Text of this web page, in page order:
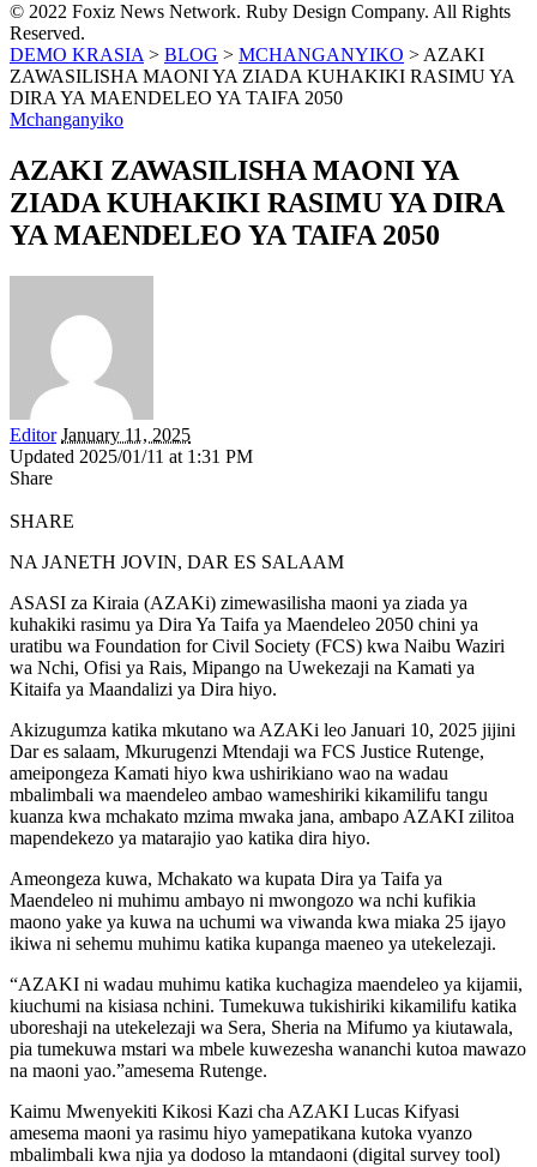
© 2022 Foxiz News Network. Ruby Design Company. All Rights
Reserved.
DEMO KRASIA > BLOG > MCHANGANYIKO > AZAKI
ZAWASILISHA MAONI YA ZIADA KUHAKIKI RASIMU YA
DIRA YA MAENDELEO YA TAIFA 2050
Mchanganyiko
AZAKI ZAWASILISHA MAONI YA
ZIADA KUHAKIKI RASIMU YA DIRA
YA MAENDELEO YA TAIFA 2050
Editor January 11, 2025
Updated 2025/01/11 at 1:31 PM
Share
SHARE
NA JANETH JOVIN, DAR ES SALAAM
ASASI za Kiraia (AZAKi) zimewasilisha maoni ya ziada ya
kuhakiki rasimu ya Dira Ya Taifa ya Maendeleo 2050 chini ya
uratibu wa Foundation for Civil Society (FCS) kwa Naibu Waziri
wa Nchi, Ofisi ya Rais, Mipango na Uwekezaji na Kamati ya
Kitaifa ya Maandalizi ya Dira hiyo.
Akizugumza katika mkutano wa AZAKi leo Januari 10, 2025 jijini
Dar es salaam, Mkurugenzi Mtendaji wa FCS Justice Rutenge,
ameipongeza Kamati hiyo kwa ushirikiano wao na wadau
mbalimbali wa maendeleo ambao wameshiriki kikamilifu tangu
kuanza kwa mchakato mzima mwaka jana, ambapo AZAKI zilitoa
mapendekezo ya matarajio yao katika dira hiyo.
Ameongeza kuwa, Mchakato wa kupata Dira ya Taifa ya
Maendeleo ni muhimu ambayo ni mwongozo wa nchi kufikia
maono yake ya kuwa na uchumi wa viwanda kwa miaka 25 ijayo
ikiwa ni sehemu muhimu katika kupanga maeneo ya utekelezaji.
“AZAKI ni wadau muhimu katika kuchagiza maendeleo ya kijamii,
kiuchumi na kisiasa nchini. Tumekuwa tukishiriki kikamilifu katika
uboreshaji na utekelezaji wa Sera, Sheria na Mifumo ya kiutawala,
pia tumekuwa mstari wa mbele kuwezesha wananchi kutoa mawazo
na maoni yao.”amesema Rutenge.
Kaimu Mwenyekiti Kikosi Kazi cha AZAKI Lucas Kifyasi
amesema maoni ya rasimu hiyo yamepatikana kutoka vyanzo
mbalimbali kwa njia ya dodoso la mtandaoni (digital survey tool)